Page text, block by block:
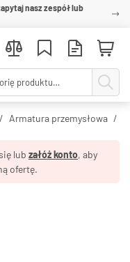
nasz zespół lub
Armatura przemysłowa
lub załóż konto, aby
ofertę.